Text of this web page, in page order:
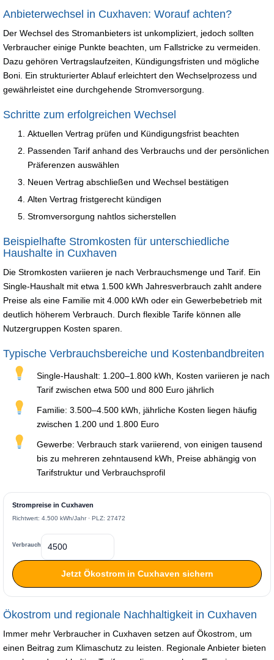
Anbieterwechsel in Cuxhaven: Worauf achten?
Der Wechsel des Stromanbieters ist unkompliziert, jedoch sollten
Verbraucher einige Punkte beachten, um Fallstricke zu vermeiden.
Dazu gehören Vertragslaufzeiten, Kündigungsfristen und mögliche
Boni. Ein strukturierter Ablauf erleichtert den Wechselprozess und
gewährleistet eine durchgehende Stromversorgung.
Schritte zum erfolgreichen Wechsel
Aktuellen Vertrag prüfen und Kündigungsfrist beachten
Passenden Tarif anhand des Verbrauchs und der persönlichen
Präferenzen auswählen
Neuen Vertrag abschließen und Wechsel bestätigen
Alten Vertrag fristgerecht kündigen
Stromversorgung nahtlos sicherstellen
Beispielhafte Stromkosten für unterschiedliche
Haushalte in Cuxhaven
Die Stromkosten variieren je nach Verbrauchsmenge und Tarif. Ein
Single-Haushalt mit etwa 1.500 kWh Jahresverbrauch zahlt andere
Preise als eine Familie mit 4.000 kWh oder ein Gewerbebetrieb mit
deutlich höherem Verbrauch. Durch flexible Tarife können alle
Nutzergruppen Kosten sparen.
Typische Verbrauchsbereiche und Kostenbandbreiten
Single-Haushalt: 1.200–1.800 kWh, Kosten variieren je nach
Tarif zwischen etwa 500 und 800 Euro jährlich
Familie: 3.500–4.500 kWh, jährliche Kosten liegen häufig
zwischen 1.200 und 1.800 Euro
Gewerbe: Verbrauch stark variierend, von einigen tausend
bis zu mehreren zehntausend kWh, Preise abhängig von
Tarifstruktur und Verbrauchsprofil
Strompreise in Cuxhaven
Richtwert: 4.500 kWh/Jahr · PLZ: 27472
Verbrauch
Jetzt Ökostrom in Cuxhaven sichern
Ökostrom und regionale Nachhaltigkeit in Cuxhaven
Immer mehr Verbraucher in Cuxhaven setzen auf Ökostrom, um
einen Beitrag zum Klimaschutz zu leisten. Regionale Anbieter bieten